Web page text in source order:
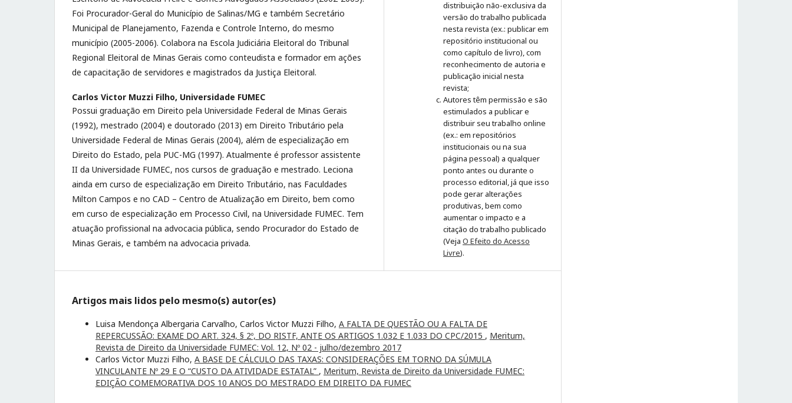
Foi Procurador-Geral do Município de Salinas/MG e também Secretário
Municipal de Planejamento, Fazenda e Controle Interno, do mesmo
município (2005-2006). Colabora na Escola Judiciária Eleitoral do Tribunal
Regional Eleitoral de Minas Gerais como conteudista e formador em ações
de capacitação de servidores e magistrados da Justiça Eleitoral.
Carlos Victor Muzzi Filho, Universidade FUMEC
Possui graduação em Direito pela Universidade Federal de Minas Gerais
(1992), mestrado (2004) e doutorado (2013) em Direito Tributário pela
Universidade Federal de Minas Gerais (2004), além de especialização em
Direito do Estado, pela PUC-MG (1997). Atualmente é professor assistente
II da Universidade FUMEC, nos cursos de graduação e mestrado. Leciona
ainda em curso de especialização em Direito Tributário, nas Faculdades
Milton Campos e no CAD – Centro de Atualização em Direito, bem como
em curso de especialização em Processo Civil, na Universidade FUMEC. Tem
atuação profissional na advocacia pública, sendo Procurador do Estado de
Minas Gerais, e também na advocacia privada.
distribuição não-exclusiva da
versão do trabalho publicada
nesta revista (ex.: publicar em
repositório institucional ou
como capítulo de livro), com
reconhecimento de autoria e
publicação inicial nesta
revista;
Autores têm permissão e são
estimulados a publicar e
distribuir seu trabalho online
(ex.: em repositórios
institucionais ou na sua
página pessoal) a qualquer
ponto antes ou durante o
processo editorial, já que isso
pode gerar alterações
produtivas, bem como
aumentar o impacto e a
citação do trabalho publicado
(Veja O Efeito do Acesso
Livre).
Artigos mais lidos pelo mesmo(s) autor(es)
Luisa Mendonça Albergaria Carvalho, Carlos Victor Muzzi Filho, A FALTA DE QUESTÃO OU A FALTA DE
REPERCUSSÃO: EXAME DO ART. 324, § 2º, DO RISTF, ANTE OS ARTIGOS 1.032 E 1.033 DO CPC/2015 , Meritum,
Revista de Direito da Universidade FUMEC: Vol. 12, Nº 02 - julho/dezembro 2017
Carlos Victor Muzzi Filho, A BASE DE CÁLCULO DAS TAXAS: CONSIDERAÇÕES EM TORNO DA SÚMULA
VINCULANTE Nº 29 E O “CUSTO DA ATIVIDADE ESTATAL” , Meritum, Revista de Direito da Universidade FUMEC:
EDIÇÃO COMEMORATIVA DOS 10 ANOS DO MESTRADO EM DIREITO DA FUMEC